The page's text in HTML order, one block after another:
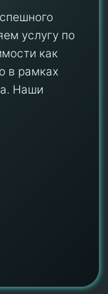
услугу по
как
в рамках
Наши